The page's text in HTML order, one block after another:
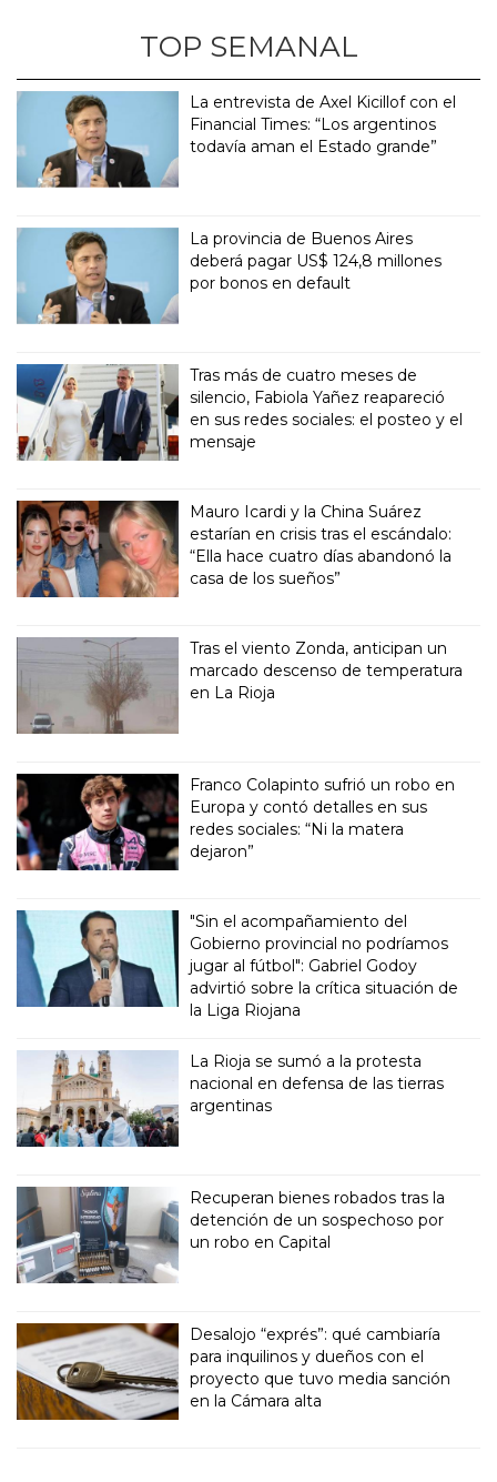
TOP SEMANAL
La entrevista de Axel Kicillof con el
Financial Times: “Los argentinos
todavía aman el Estado grande”
La provincia de Buenos Aires
deberá pagar US$ 124,8 millones
por bonos en default
Tras más de cuatro meses de
silencio, Fabiola Yañez reapareció
en sus redes sociales: el posteo y el
mensaje
Mauro Icardi y la China Suárez
estarían en crisis tras el escándalo:
“Ella hace cuatro días abandonó la
casa de los sueños”
Tras el viento Zonda, anticipan un
marcado descenso de temperatura
en La Rioja
Franco Colapinto sufrió un robo en
Europa y contó detalles en sus
redes sociales: “Ni la matera
dejaron”
"Sin el acompañamiento del
Gobierno provincial no podríamos
jugar al fútbol": Gabriel Godoy
advirtió sobre la crítica situación de
la Liga Riojana
La Rioja se sumó a la protesta
nacional en defensa de las tierras
argentinas
Recuperan bienes robados tras la
detención de un sospechoso por
un robo en Capital
Desalojo “exprés”: qué cambiaría
para inquilinos y dueños con el
proyecto que tuvo media sanción
en la Cámara alta